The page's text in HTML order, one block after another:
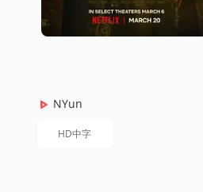
NYun
HD中字